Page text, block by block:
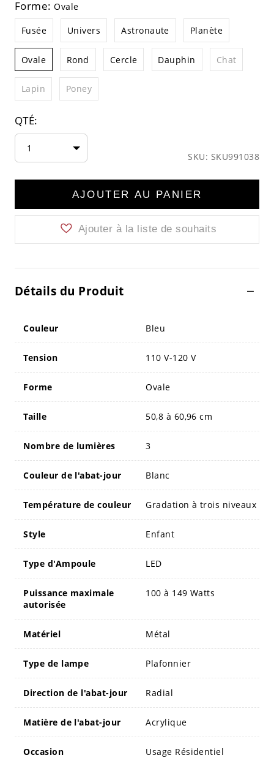
Forme:Ovale
Fusée Univers Astronaute Planète
Ovale Rond Cercle Dauphin Chat
Lapin Poney
QTÉ:
1
SKU: SKU991038
AJOUTER AU PANIER
Ajouter à la liste de souhaits
Détails du Produit
Couleur Bleu
Tension 110 V-120 V
Forme Ovale
Taille 50,8 à 60,96 cm
Nombre de lumières 3
Couleur de l'abat-jour Blanc
Température de couleur Gradation à trois niveaux
Style Enfant
Type d'Ampoule LED
Puissance maximale
autorisée
100 à 149 Watts
Matériel Métal
Type de lampe Plafonnier
Direction de l'abat-jour Radial
Matière de l'abat-jour Acrylique
Occasion Usage Résidentiel